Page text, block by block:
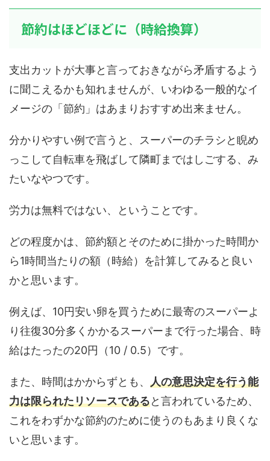
節約はほどほどに（時給換算）
支出カットが大事と言っておきながら矛盾するよう
に聞こえるかも知れませんが、いわゆる一般的なイ
メージの「節約」はあまりおすすめ出来ません。
分かりやすい例で言うと、スーパーのチラシと睨め
っこして自転車を飛ばして隣町まではしごする、み
たいなやつです。
労力は無料ではない、ということです。
どの程度かは、節約額とそのために掛かった時間か
ら1時間当たりの額（時給）を計算してみると良い
かと思います。
例えば、10円安い卵を買うために最寄のスーパーよ
り往復30分多くかかるスーパーまで行った場合、時
給はたったの20円（10 / 0.5）です。
また、時間はかからずとも、 人の意思決定を行う能
力は限られたリソースであると言われているため、
これをわずかな節約のために使うのもあまり良くな
いと思います。